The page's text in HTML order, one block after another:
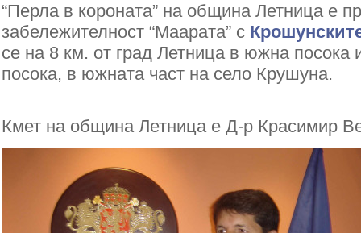
“Перла в короната” на община Летница е
забележителност “Маарата” с
се на 8 км. от град Летница в южна посока
посока, в южната част на село Крушуна.
Кмет на община Летница е Д-р Красимир